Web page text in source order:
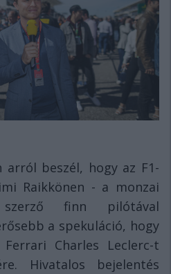
arról beszél, hogy az F1-
Raikkönen - a monzai
finn pilótával
a spekuláció, hogy
Charles Leclerc-t
Hivatalos bejelentés